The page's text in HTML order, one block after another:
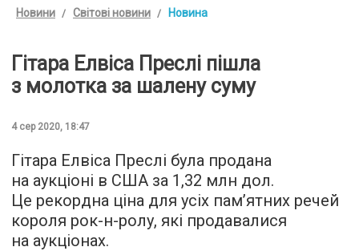
Новини Світові новини Новина
Гітара Елвіса Преслі пішла
з молотка за шалену суму
4 сер 2020, 18:47
Гітара Елвіса Преслі була продана
на аукціоні в США за 1,32 млн дол.
Це рекордна ціна для усіх пам’ятних речей
короля рок-н-ролу, які продавалися
на аукціонах.